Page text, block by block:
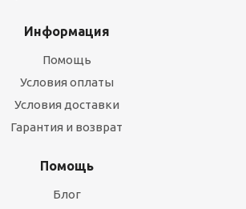
Информация
Помощь
Условия оплаты
Условия доставки
Гарантия и возврат
Помощь
Блог